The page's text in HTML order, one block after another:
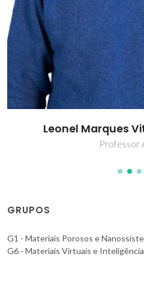
Leonel Marques
Professor
GRUPOS
G1 - Materiais Porosos e
G6 - Materiais Virtuais e